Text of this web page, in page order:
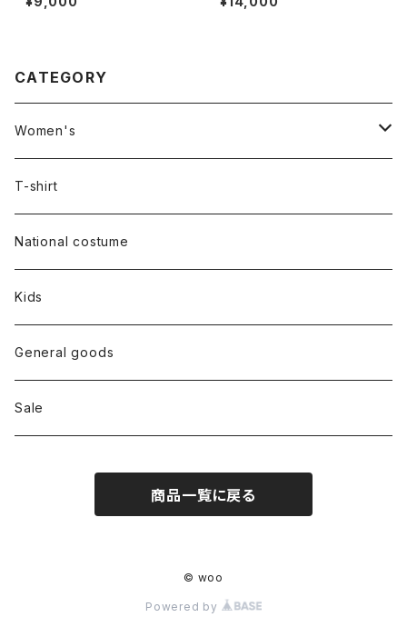
CATEGORY
Women's
Outer
Dress
Tops
Bottoms
Shoes
T-shirt
National costume
Kids
General goods
Sale
商品一覧に戻る
© woo
Powered by